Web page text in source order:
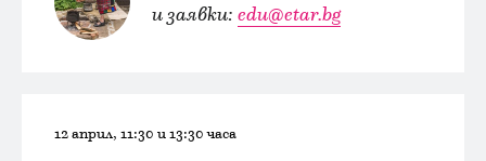
и заявки: edu@etar.bg
12 април, 11:30 и 13:30 часа